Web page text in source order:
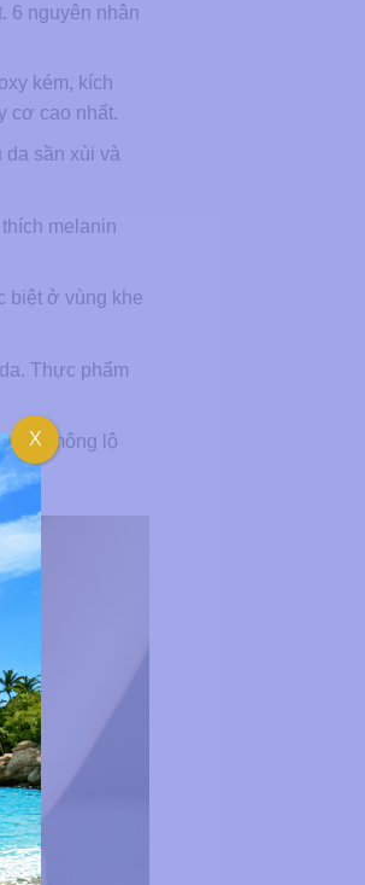
6 nguyên nhân
kém, kích
cơ cao nhất.
da sần xùi và
melanin
biệt ở vùng khe
Thực phẩm
da mông lộ
X